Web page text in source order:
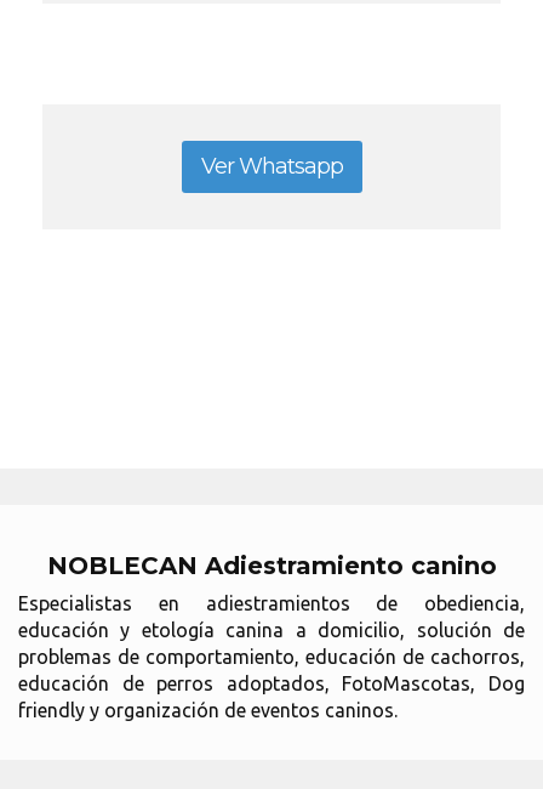
Ver Whatsapp
NOBLECAN Adiestramiento canino
Especialistas en adiestramientos de obediencia,
educación y etología canina a domicilio, solución de
problemas de comportamiento, educación de cachorros,
educación de perros adoptados, FotoMascotas, Dog
friendly y organización de eventos caninos.